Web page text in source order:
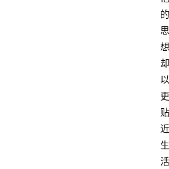
的
思
想
却
以
更
贴
近
生
活